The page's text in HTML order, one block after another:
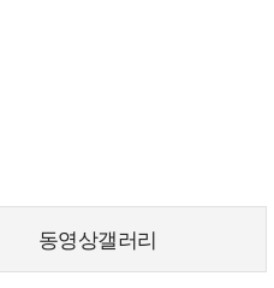
동영상갤러리